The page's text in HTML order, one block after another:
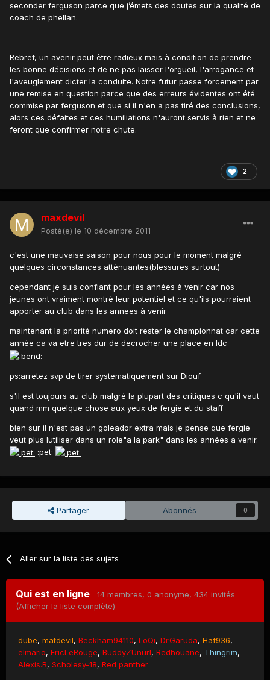
seconder ferguson parce que j’émets des doutes sur la qualité de
coach de phellan.
Rebref, un avenir peut être radieux mais à condition de prendre
les bonne décisions et de ne pas laisser l'orgueil, l'arrogance et
l'aveuglement dicter la conduite. Notre futur passe forcement par
une remise en question parce que des erreurs évidentes ont été
commise par ferguson et que si il n'en a pas tiré des conclusions,
alors ces défaites et ces humiliations n'auront servis à rien et ne
feront que confirmer notre chute.
2
maxdevil
Posté(e) le 10 décembre 2011
c'est une mauvaise saison pour nous pour le moment malgré
quelques circonstances atténuantes(blessures surtout)
cependant je suis confiant pour les années à venir car nos
jeunes ont vraiment montré leur potentiel et ce qu'ils pourraient
apporter au club dans les annees à venir
maintenant la priorité numero doit rester le championnat car cette
année ca va etre tres dur de decrocher une place en ldc
ps:arretez svp de tirer systematiquement sur Diouf
s'il est toujours au club malgré la plupart des critiques c qu'il vaut
quand mm quelque chose aux yeux de fergie et du staff
bien sur il n'est pas un goleador extra mais je pense que fergie
veut plus lutiliser dans un role"a la park" dans les années a venir.
:pet:
Partager Abonnés 0
Aller sur la liste des sujets
Qui est en ligne 14 membres, 0 anonyme, 434 invités
(Afficher la liste complète)
dube matdevil Beckham94110 LoQi Dr.Garuda Haf936
elmario EricLeRouge BuddyZUnurl Redhouane
Thingrim
Alexis.B Scholesy-18 Red panther